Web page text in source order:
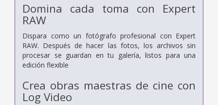
Domina cada toma con Expert
RAW
Dispara como un fotógrafo profesional con Expert
RAW. Después de hacer las fotos, los archivos sin
procesar se guardan en tu galería, listos para una
edición flexible
Crea obras maestras de cine con
Log Video